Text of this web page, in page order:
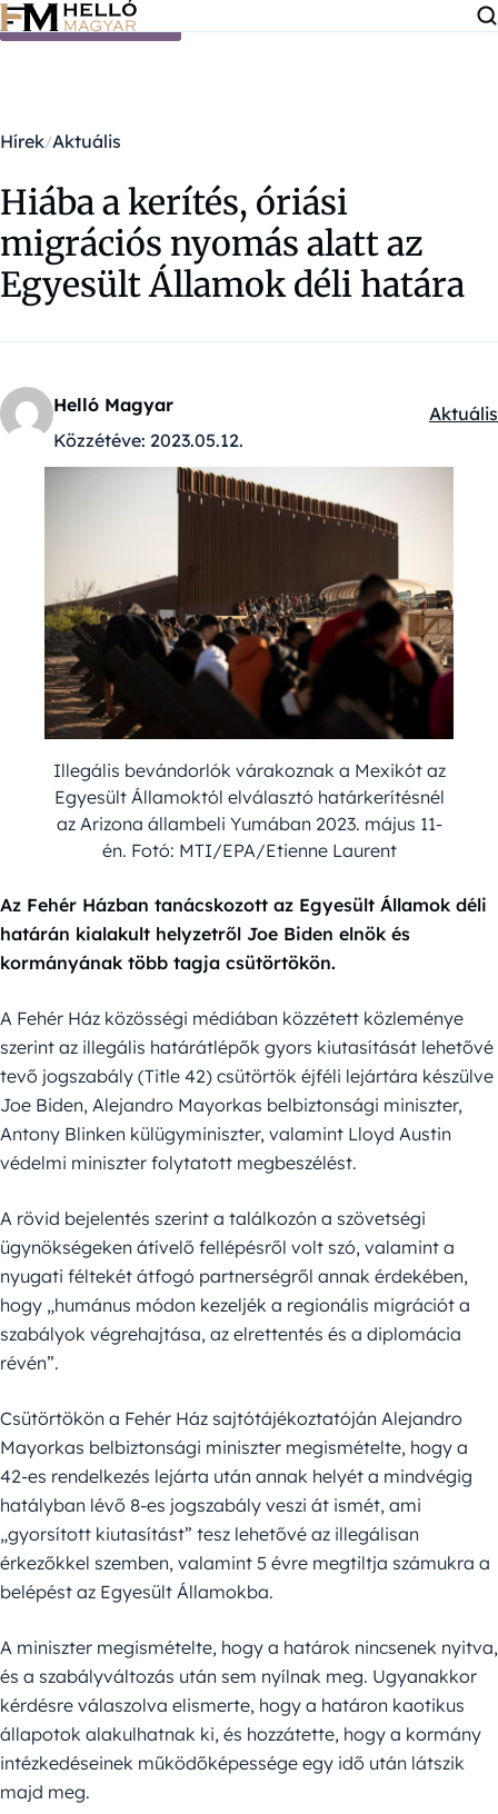
Ugrás a tartalomra
Hírek Aktuális
Hiába a kerítés, óriási
migrációs nyomás alatt az
Egyesült Államok déli határa
Helló Magyar
Közzétéve: 2023.05.12.
Aktuális
Illegális bevándorlók várakoznak a Mexikót az
Egyesült Államoktól elválasztó határkerítésnél
az Arizona állambeli Yumában 2023. május 11-
én. Fotó: MTI/EPA/Etienne Laurent
Az Fehér Házban tanácskozott az Egyesült Államok déli
határán kialakult helyzetről Joe Biden elnök és
kormányának több tagja csütörtökön.
A Fehér Ház közösségi médiában közzétett közleménye
szerint az illegális határátlépők gyors kiutasítását lehetővé
tevő jogszabály (Title 42) csütörtök éjféli lejártára készülve
Joe Biden, Alejandro Mayorkas belbiztonsági miniszter,
Antony Blinken külügyminiszter, valamint Lloyd Austin
védelmi miniszter folytatott megbeszélést.
A rövid bejelentés szerint a találkozón a szövetségi
ügynökségeken átívelő fellépésről volt szó, valamint a
nyugati féltekét átfogó partnerségről annak érdekében,
hogy „humánus módon kezeljék a regionális migrációt a
szabályok végrehajtása, az elrettentés és a diplomácia
révén”.
Csütörtökön a Fehér Ház sajtótájékoztatóján Alejandro
Mayorkas belbiztonsági miniszter megismételte, hogy a
42-es rendelkezés lejárta után annak helyét a mindvégig
hatályban lévő 8-es jogszabály veszi át ismét, ami
„gyorsított kiutasítást” tesz lehetővé az illegálisan
érkezőkkel szemben, valamint 5 évre megtiltja számukra a
belépést az Egyesült Államokba.
A miniszter megismételte, hogy a határok nincsenek nyitva,
és a szabályváltozás után sem nyílnak meg. Ugyanakkor
kérdésre válaszolva elismerte, hogy a határon kaotikus
állapotok alakulhatnak ki, és hozzátette, hogy a kormány
intézkedéseinek működőképessége egy idő után látszik
majd meg.